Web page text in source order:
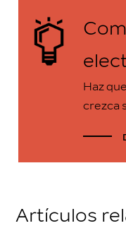
Haz
crezca
Artículos